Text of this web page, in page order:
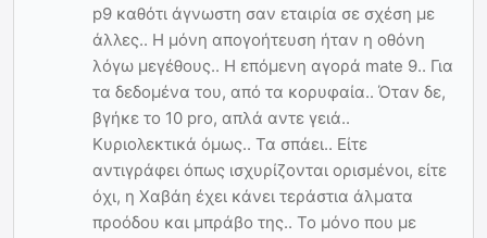
p9 καθότι άγνωστη σαν εταιρία σε σχέση με
άλλες.. Η μόνη απογοήτευση ήταν η οθόνη
λόγω μεγέθους.. Η επόμενη αγορά mate 9.. Για
τα δεδομένα του, από τα κορυφαία.. Όταν δε,
βγήκε το 10 pro, απλά αντε γειά..
Κυριολεκτικά όμως.. Τα σπάει.. Είτε
αντιγράφει όπως ισχυρίζονται ορισμένοι, είτε
όχι, η Χαβάη έχει κάνει τεράστια άλματα
προόδου και μπράβο της.. Το μόνο που με